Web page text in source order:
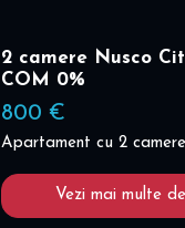
2 camere Nusco
COM 0%
800 €
Apartament cu 2
Vezi mai multe